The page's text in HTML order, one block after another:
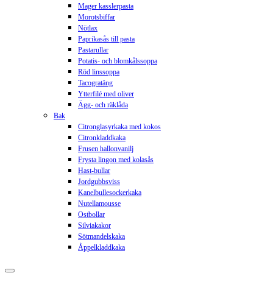
Mager kasslerpasta
Morotsbiffar
Nötlax
Paprikasås till pasta
Pastarullar
Potatis- och blomkålssoppa
Röd linssoppa
Tacogratäng
Ytterfilé med oliver
Ägg- och räklåda
Bak
Citronglasyrkaka med kokos
Citronkladdkaka
Frusen hallonvanilj
Frysta lingon med kolasås
Hast-bullar
Jordgubbsviss
Kanelbullesockerkaka
Nutellamousse
Ostbollar
Silviakakor
Sötmandelskaka
Åppelkladdkaka